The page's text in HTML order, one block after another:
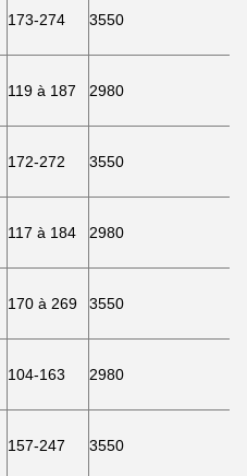
173-274 3550
119 à 187 2980
172-272 3550
117 à 184 2980
170 à 269 3550
104-163 2980
157-247 3550